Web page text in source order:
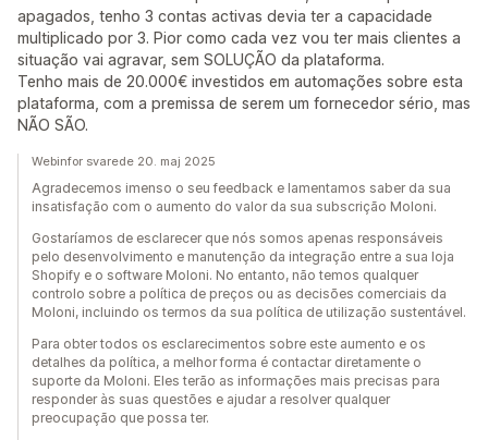
apagados, tenho 3 contas activas devia ter a capacidade
multiplicado por 3. Pior como cada vez vou ter mais clientes a
situação vai agravar, sem SOLUÇÃO da plataforma.
Tenho mais de 20.000€ investidos em automações sobre esta
plataforma, com a premissa de serem um fornecedor sério, mas
NÃO SÃO.
Webinfor svarede 20. maj 2025
Agradecemos imenso o seu feedback e lamentamos saber da sua
insatisfação com o aumento do valor da sua subscrição Moloni.
Gostaríamos de esclarecer que nós somos apenas responsáveis
pelo desenvolvimento e manutenção da integração entre a sua loja
Shopify e o software Moloni. No entanto, não temos qualquer
controlo sobre a política de preços ou as decisões comerciais da
Moloni, incluindo os termos da sua política de utilização sustentável.
Para obter todos os esclarecimentos sobre este aumento e os
detalhes da política, a melhor forma é contactar diretamente o
suporte da Moloni. Eles terão as informações mais precisas para
responder às suas questões e ajudar a resolver qualquer
preocupação que possa ter.